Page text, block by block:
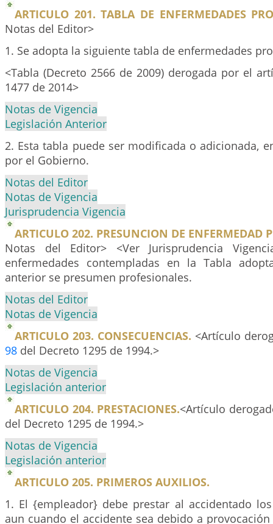
ARTICULO 201. TABLA DE ENFERMEDADES
Notas del Editor>
1. Se adopta la siguiente tabla de enfermedades
<Tabla (Decreto 2566 de 2009) derogada por el
1477 de 2014>
Notas de Vigencia
Legislación Anterior
2. Esta tabla puede ser modificada o adicionada,
por el Gobierno.
Notas del Editor
Notas de Vigencia
Jurisprudencia Vigencia
ARTICULO 202. PRESUNCION DE ENFERMEDAD
Notas del Editor> <Ver Jurisprudencia
enfermedades contempladas en la Tabla
anterior se presumen profesionales.
Notas del Editor
Notas de Vigencia
ARTICULO 203. CONSECUENCIAS. <Artículo
98 del Decreto 1295 de 1994.>
Notas de Vigencia
Legislación anterior
ARTICULO 204. PRESTACIONES.<Artículo
del Decreto 1295 de 1994.>
Notas de Vigencia
Legislación anterior
ARTICULO 205. PRIMEROS AUXILIOS.
1. El {empleador} debe prestar al accidentado
aun cuando el accidente sea debido a